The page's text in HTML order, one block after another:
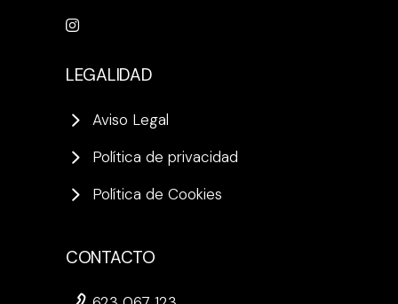
LEGALIDAD
Aviso Legal
Política de privacidad
Política de Cookies
CONTACTO